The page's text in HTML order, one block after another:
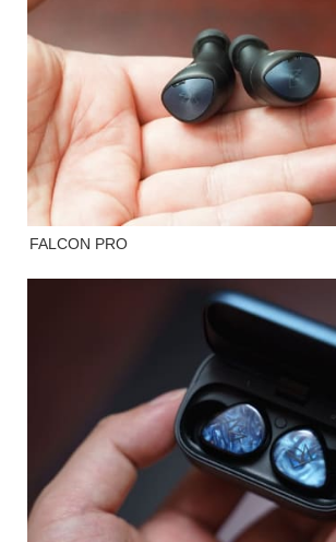
FALCON PRO